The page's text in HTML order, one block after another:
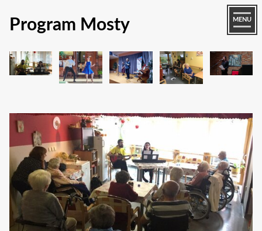
MENU
Program Mosty